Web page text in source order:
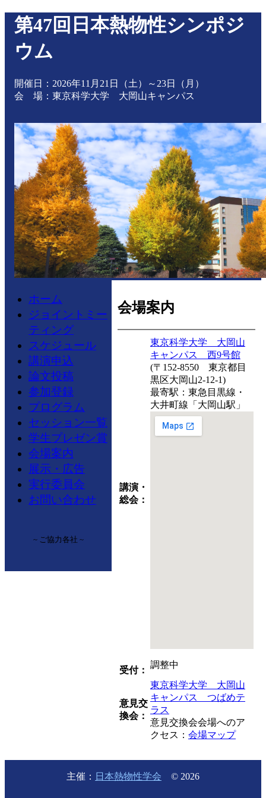
第47回日本熱物性シンポジ
ウム
開催日：2026年11月21日（土）～23日（月）
会 場：東京科学大学 大岡山キャンパス
ホーム
ジョイントミー
ティング
スケジュール
講演申込
論文投稿
参加登録
プログラム
セッション一覧
学生プレゼン賞
会場案内
展示・広告
実行委員会
お問い合わせ
~ ご協力各社 ~
会場案内
講演・
総会：
東京科学大学 大岡山
キャンパス 西9号館
(〒152-8550 東京都目
黒区大岡山2-12-1)
最寄駅：東急目黒線・
大井町線「大岡山駅」
受付：
調整中
意見交
換会：
東京科学大学 大岡山
キャンパス つばめテ
ラス
意見交換会会場へのア
クセス： 会場マップ
主催： 日本熱物性学会 © 2026